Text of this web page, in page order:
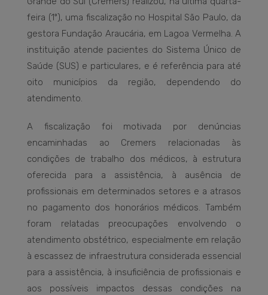
feira (1º), uma fiscalização no Hospital São Paulo, da
gestora Fundação Araucária, em Lagoa Vermelha. A
instituição atende pacientes do Sistema Único de
Saúde (SUS) e particulares, e é referência para até
oito municípios da região, dependendo do
atendimento.
A fiscalização foi motivada por denúncias
encaminhadas ao Cremers relacionadas às
condições de trabalho dos médicos, à estrutura
oferecida para a assistência, à ausência de
profissionais em determinados setores e a atrasos
no pagamento dos honorários médicos. Também
foram relatadas preocupações envolvendo o
atendimento obstétrico, especialmente em relação
à escassez de infraestrutura considerada essencial
para a assistência, à insuficiência de profissionais e
aos possíveis impactos dessas condições na